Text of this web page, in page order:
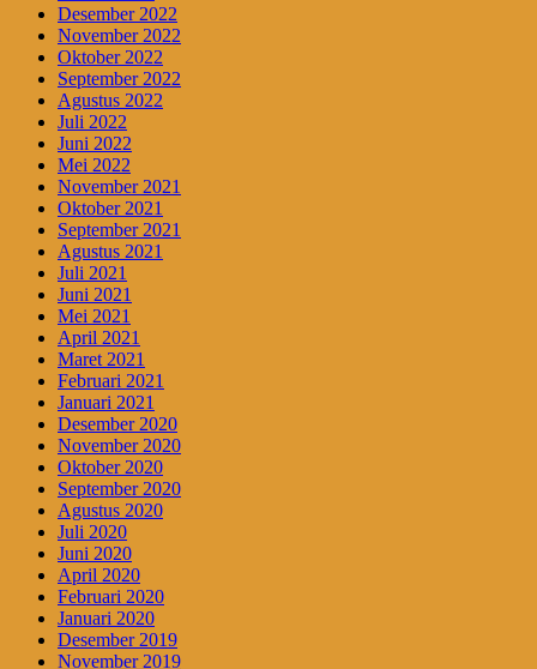
Desember 2022
November 2022
Oktober 2022
September 2022
Agustus 2022
Juli 2022
Juni 2022
Mei 2022
November 2021
Oktober 2021
September 2021
Agustus 2021
Juli 2021
Juni 2021
Mei 2021
April 2021
Maret 2021
Februari 2021
Januari 2021
Desember 2020
November 2020
Oktober 2020
September 2020
Agustus 2020
Juli 2020
Juni 2020
April 2020
Februari 2020
Januari 2020
Desember 2019
November 2019